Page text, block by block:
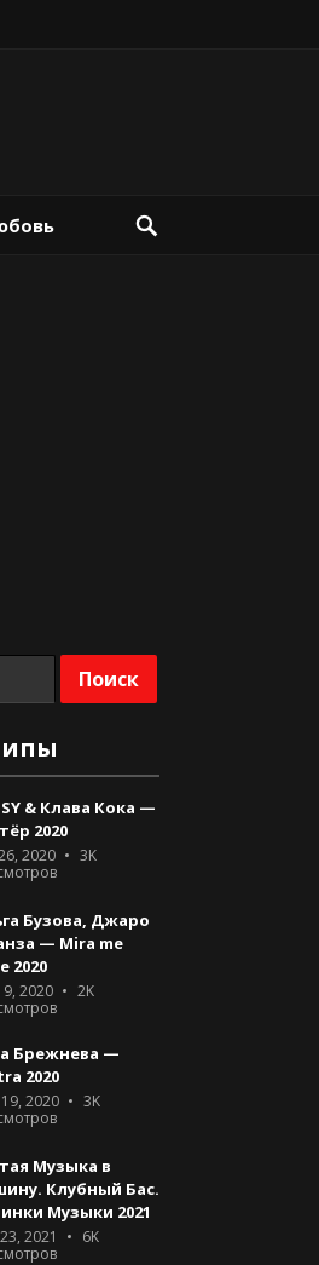
& Клава Кока —
2020
2020
3K
Бузова, Джаро
— Mira me
2020
2020
2K
Брежнева —
2020
2020
3K
Музыка в
Клубный Бас.
Музыки 2021
2021
6K